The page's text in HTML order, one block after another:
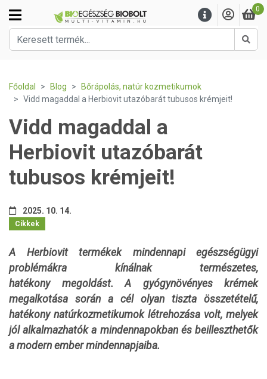
0
Főoldal Blog
Bőrápolás, natúr kozmetikumok
Vidd magaddal a Herbiovit utazóbarát tubusos krémjeit!
Vidd magaddal a
Herbiovit utazóbarát
tubusos krémjeit!
2025. 10. 14.
Cikkek
A Herbiovit termékek mindennapi egészségügyi
problémákra kínálnak természetes,
hatékony megoldást. A gyógynövényes krémek
megalkotása során a cél olyan tiszta összetételű,
hatékony natúrkozmetikumok létrehozása volt, melyek
jól alkalmazhatók a mindennapokban és beilleszthetők
a modern ember mindennapjaiba.